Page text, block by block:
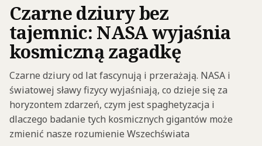
Czarne dziury bez
tajemnic: NASA wyjaśnia
kosmiczną zagadkę
Czarne dziury od lat fascynują i przerażają. NASA i
światowej sławy fizycy wyjaśniają, co dzieje się za
horyzontem zdarzeń, czym jest spaghetyzacja i
dlaczego badanie tych kosmicznych gigantów może
zmienić nasze rozumienie Wszechświata